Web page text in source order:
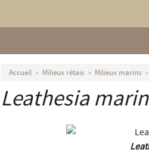
Accueil Milieux rétais Milieux marins
Leathesia